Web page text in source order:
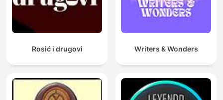
Rosić i drugovi Writers & Wonders